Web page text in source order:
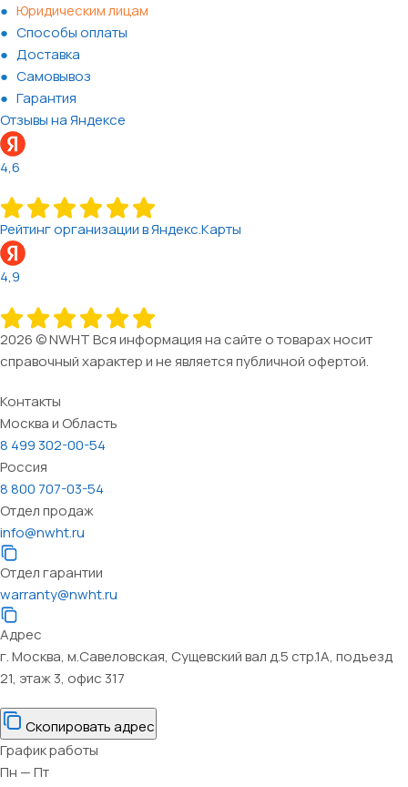
Юридическим лицам
Способы оплаты
Доставка
Самовывоз
Гарантия
Отзывы на Яндексе
4,6
Рейтинг организации в Яндекс.Карты
4,9
2026 © NWHT Вся информация на сайте о товарах носит
справочный характер и не является публичной офертой.
Контакты
Москва и Область
8 499 302-00-54
Россия
8 800 707-03-54
Отдел продаж
info@nwht.ru
Отдел гарантии
warranty@nwht.ru
Адрес
г. Москва, м.Савеловская, Сущевский вал д.5 стр.1А, подъезд
21, этаж 3, офис 317
Скопировать адрес
График работы
Пн — Пт